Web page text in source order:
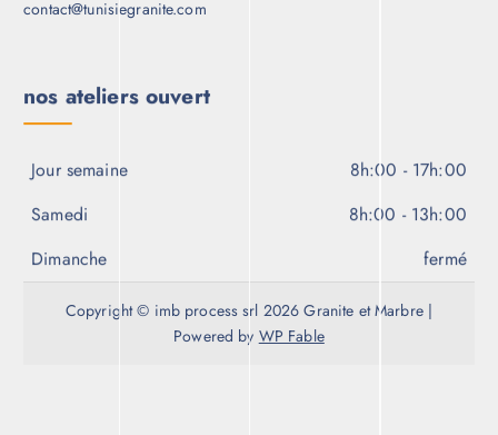
contact@tunisiegranite.com
nos ateliers ouvert
Jour semaine
8h:00 - 17h:00
Samedi
8h:00 - 13h:00
Dimanche
fermé
Copyright © imb process srl 2026 Granite et Marbre |
Powered by WP Fable